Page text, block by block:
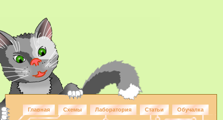
Главная Схемы Лаборатория Статьи Обучалка